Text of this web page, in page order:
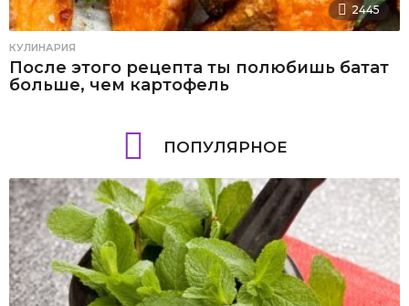
2445
КУЛИНАРИЯ
После этого рецепта ты полюбишь батат
больше, чем картофель
ПОПУЛЯРНОЕ